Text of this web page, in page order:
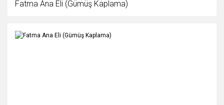
Fatma Ana Eli (Gümüş Kaplama)